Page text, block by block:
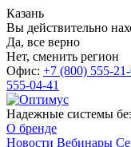
Казань
Вы действительно
Да, все верно
Нет, сменить регион
Офис: +7 (800) 555-
555-04-41
Надежные системы
О бренде
Новости Вебинары